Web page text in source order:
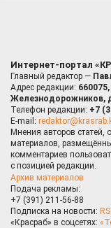
Интернет-портал
Главный редактор —
Адрес редакции:
Железнодорожников,
Телефон редакции: +7
E-mail:
Мнения авторов статей,
материалов,
комментариев
с позицией редакции.
Архив материалов
Подача рекламы:
+7 (391) 211-56-88
Подписка на новости:
«Красраб» в соцсетях: